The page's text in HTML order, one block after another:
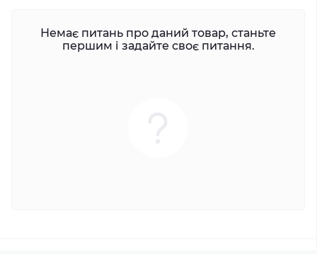
Немає питань про даний товар, станьте
першим і задайте своє питання.